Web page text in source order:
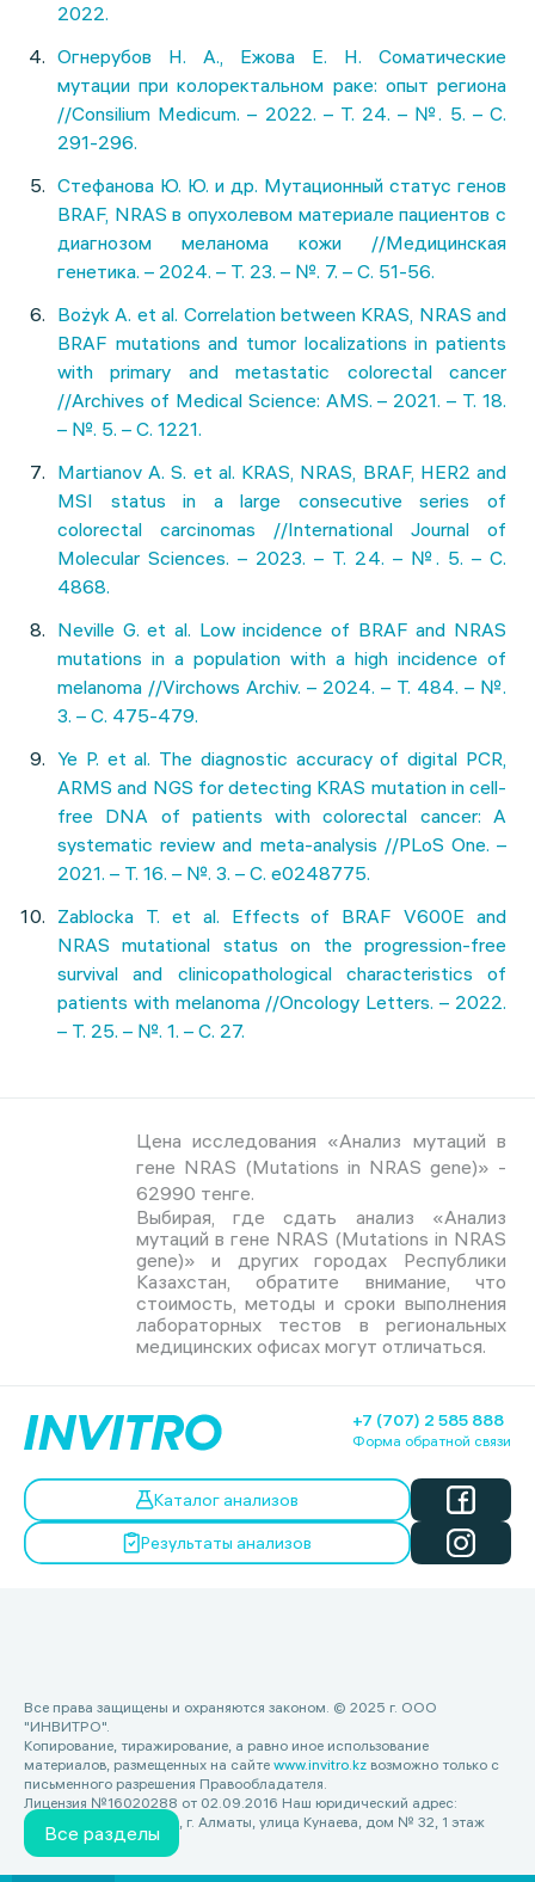
Все разделы
2022.
Огнерубов Н. А., Ежова Е. Н. Соматические
мутации при колоректальном раке: опыт региона
//Consilium Medicum. – 2022. – Т. 24. – №. 5. – С.
291-296.
Стефанова Ю. Ю. и др. Мутационный статус генов
BRAF, NRAS в опухолевом материале пациентов с
диагнозом меланома кожи //Медицинская
генетика. – 2024. – Т. 23. – №. 7. – С. 51-56.
Bożyk A. et al. Correlation between KRAS, NRAS and
BRAF mutations and tumor localizations in patients
with primary and metastatic colorectal cancer
//Archives of Medical Science: AMS. – 2021. – Т. 18.
– №. 5. – С. 1221.
Martianov A. S. et al. KRAS, NRAS, BRAF, HER2 and
MSI status in a large consecutive series of
colorectal carcinomas //International Journal of
Molecular Sciences. – 2023. – Т. 24. – №. 5. – С.
4868.
Neville G. et al. Low incidence of BRAF and NRAS
mutations in a population with a high incidence of
melanoma //Virchows Archiv. – 2024. – Т. 484. – №.
3. – С. 475-479.
Ye P. et al. The diagnostic accuracy of digital PCR,
ARMS and NGS for detecting KRAS mutation in cell-
free DNA of patients with colorectal cancer: A
systematic review and meta-analysis //PLoS One. –
2021. – Т. 16. – №. 3. – С. e0248775.
Zablocka T. et al. Effects of BRAF V600E and
NRAS mutational status on the progression-free
survival and clinicopathological characteristics of
patients with melanoma //Oncology Letters. – 2022.
– Т. 25. – №. 1. – С. 27.
Цена исследования «Анализ мутаций в
гене NRAS (Mutations in NRAS gene)» -
62990 тенге.
Выбирая, где сдать анализ «Анализ
мутаций в гене NRAS (Mutations in NRAS
gene)» и других городах Республики
Казахстан, обратите внимание, что
стоимость, методы и сроки выполнения
лабораторных тестов в региональных
медицинских офисах могут отличаться.
+7 (707) 2 585 888
Форма обратной связи
Каталог анализов
Результаты анализов
Все права защищены и охраняются законом. © 2025 г. ООО
"ИНВИТРО".
Копирование, тиражирование, а равно иное использование
материалов, размещенных на сайте www.invitro.kz возможно только с
письменного разрешения Правообладателя.
Лицензия №16020288 от 02.09.2016 Наш юридический адрес:
Республика Казахстан, г. Алматы, улица Кунаева, дом № 32, 1 этаж